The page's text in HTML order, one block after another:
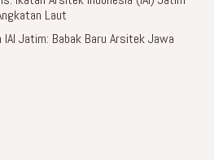
Laut
Jatim: Babak Baru Arsitek Jawa